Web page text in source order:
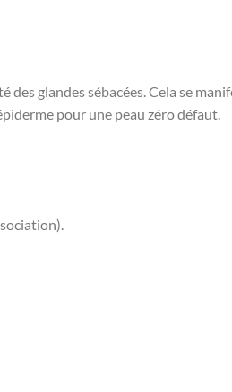
glandes sébacées. Cela se
pour une peau zéro défaut.